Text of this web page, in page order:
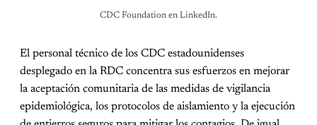
CDC Foundation en LinkedIn.
El personal técnico de los CDC estadounidenses
desplegado en la RDC concentra sus esfuerzos en mejorar
la aceptación comunitaria de las medidas de vigilancia
epidemiológica, los protocolos de aislamiento y la ejecución